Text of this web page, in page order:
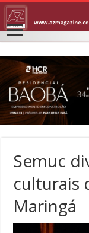
Semuc
culturais
Maringá